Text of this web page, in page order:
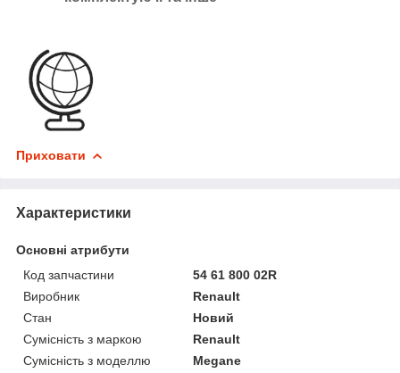
Приховати
Характеристики
Основні атрибути
Код запчастини
54 61 800 02R
Виробник
Renault
Стан
Новий
Сумісність з маркою
Renault
Сумісність з моделлю
Megane